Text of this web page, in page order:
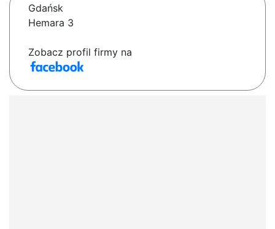
Gdańsk
Hemara 3
Zobacz profil firmy na